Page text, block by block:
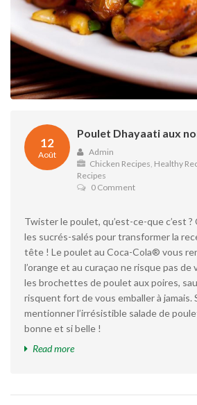
12
Août
Poulet Dhayaati aux
Admin
Chicken Recipes, Healthy
Recipes
0 Comment
Twister le poulet, qu’est-ce-que c’est
les sucrés-salés pour transformer la
tête ! Le poulet au Coca-Cola® vous
l’orange et au curaçao ne risque pas de
les brochettes de poulet aux poires,
risquent fort de vous emballer à jamais.
mentionner l’irrésistible salade de
bonne et si belle !
Read more